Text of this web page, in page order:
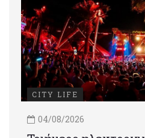
CITY LIFE
04/08/2026